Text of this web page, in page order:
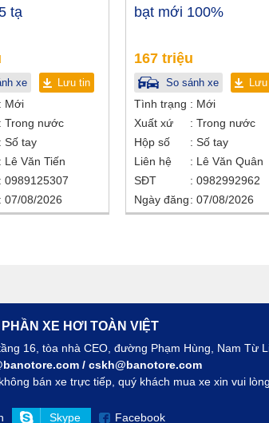
tạ
xe Lưu tin
Mới
Trong nước
Số tay
Lê Văn Tiến
0989125307
07/08/2026
bạt mới 100%
167 triệu
So sánh xe
Tình trạng
Mới
Xuất xứ
Trong nước
Hộp số
Số tay
Liên hệ
Lê Văn Quân
SĐT
0982992962
Ngày đăng
07/08/2026
XE HƠI TOÀN VIỆT
16, tòa nhà CEO, đường Phạm Hùng, Nam Từ
/ cskh@banotore.com
bán xe trực tiếp, quý khách mua xe xin vui
Skype Facebook